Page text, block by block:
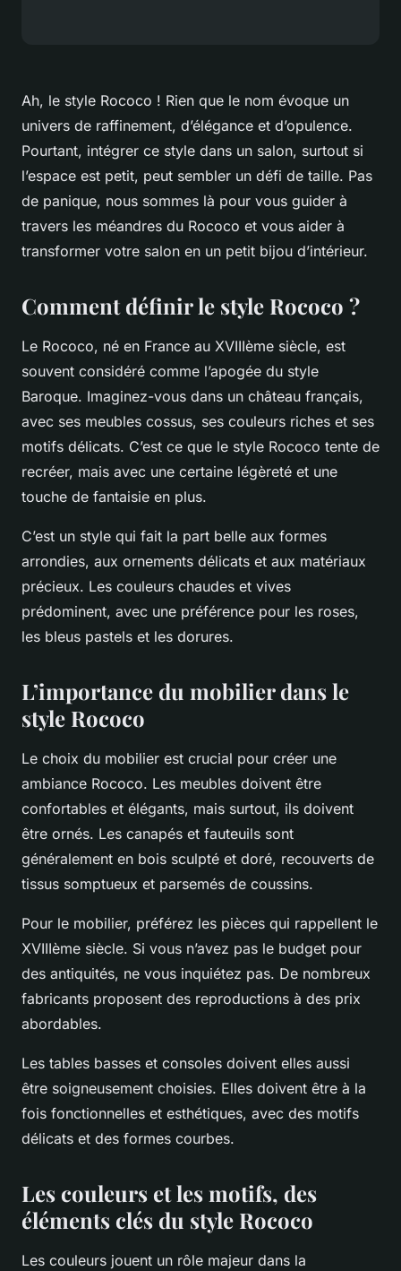
Ah, le style Rococo ! Rien que le nom évoque un
univers de raffinement, d’élégance et d’opulence.
Pourtant, intégrer ce style dans un salon, surtout si
l’espace est petit, peut sembler un défi de taille. Pas
de panique, nous sommes là pour vous guider à
travers les méandres du Rococo et vous aider à
transformer votre salon en un petit bijou d’intérieur.
Comment définir le style Rococo ?
Le Rococo, né en France au XVIIIème siècle, est
souvent considéré comme l’apogée du style
Baroque. Imaginez-vous dans un château français,
avec ses meubles cossus, ses couleurs riches et ses
motifs délicats. C’est ce que le style Rococo tente de
recréer, mais avec une certaine légèreté et une
touche de fantaisie en plus.
C’est un style qui fait la part belle aux formes
arrondies, aux ornements délicats et aux matériaux
précieux. Les couleurs chaudes et vives
prédominent, avec une préférence pour les roses,
les bleus pastels et les dorures.
L’importance du mobilier dans le
style Rococo
Le choix du mobilier est crucial pour créer une
ambiance Rococo. Les meubles doivent être
confortables et élégants, mais surtout, ils doivent
être ornés. Les canapés et fauteuils sont
généralement en bois sculpté et doré, recouverts de
tissus somptueux et parsemés de coussins.
Pour le mobilier, préférez les pièces qui rappellent le
XVIIIème siècle. Si vous n’avez pas le budget pour
des antiquités, ne vous inquiétez pas. De nombreux
fabricants proposent des reproductions à des prix
abordables.
Les tables basses et consoles doivent elles aussi
être soigneusement choisies. Elles doivent être à la
fois fonctionnelles et esthétiques, avec des motifs
délicats et des formes courbes.
Les couleurs et les motifs, des
éléments clés du style Rococo
Les couleurs jouent un rôle majeur dans la